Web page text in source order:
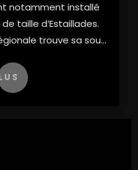
notamment installé
taille d’Estaillades.
trouve sa sou...